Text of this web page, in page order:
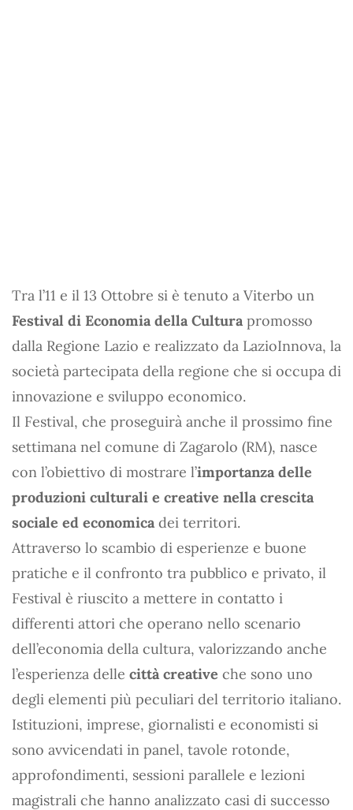
Tra l’11 e il 13 Ottobre si è tenuto a Viterbo un
Festival di Economia della Cultura promosso
dalla Regione Lazio e realizzato da LazioInnova, la
società partecipata della regione che si occupa di
innovazione e sviluppo economico.
Il Festival, che proseguirà anche il prossimo fine
settimana nel comune di Zagarolo (RM), nasce
con l’obiettivo di mostrare l’importanza delle
produzioni culturali e creative nella crescita
sociale ed economica dei territori.
Attraverso lo scambio di esperienze e buone
pratiche e il confronto tra pubblico e privato, il
Festival è riuscito a mettere in contatto i
differenti attori che operano nello scenario
dell’economia della cultura, valorizzando anche
l’esperienza delle città creative che sono uno
degli elementi più peculiari del territorio italiano.
Istituzioni, imprese, giornalisti e economisti si
sono avvicendati in panel, tavole rotonde,
approfondimenti, sessioni parallele e lezioni
magistrali che hanno analizzato casi di successo